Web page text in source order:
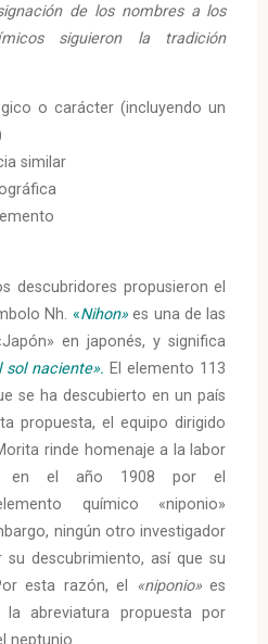
de los nombres a los
siguieron la tradición
o carácter (incluyendo un
similar
descubridores propusieron el
Nh. «Nihon»es una de las
en japonés, y significa
sol naciente». El elemento 113
se ha descubierto en un país
propuesta, el equipo dirigido
rinde homenaje a la labor
en el año 1908 por el
químico «niponio»
ningún otro investigador
descubrimiento, así que su
esta razón, el «niponio»es
abreviatura propuesta por
neptunio.